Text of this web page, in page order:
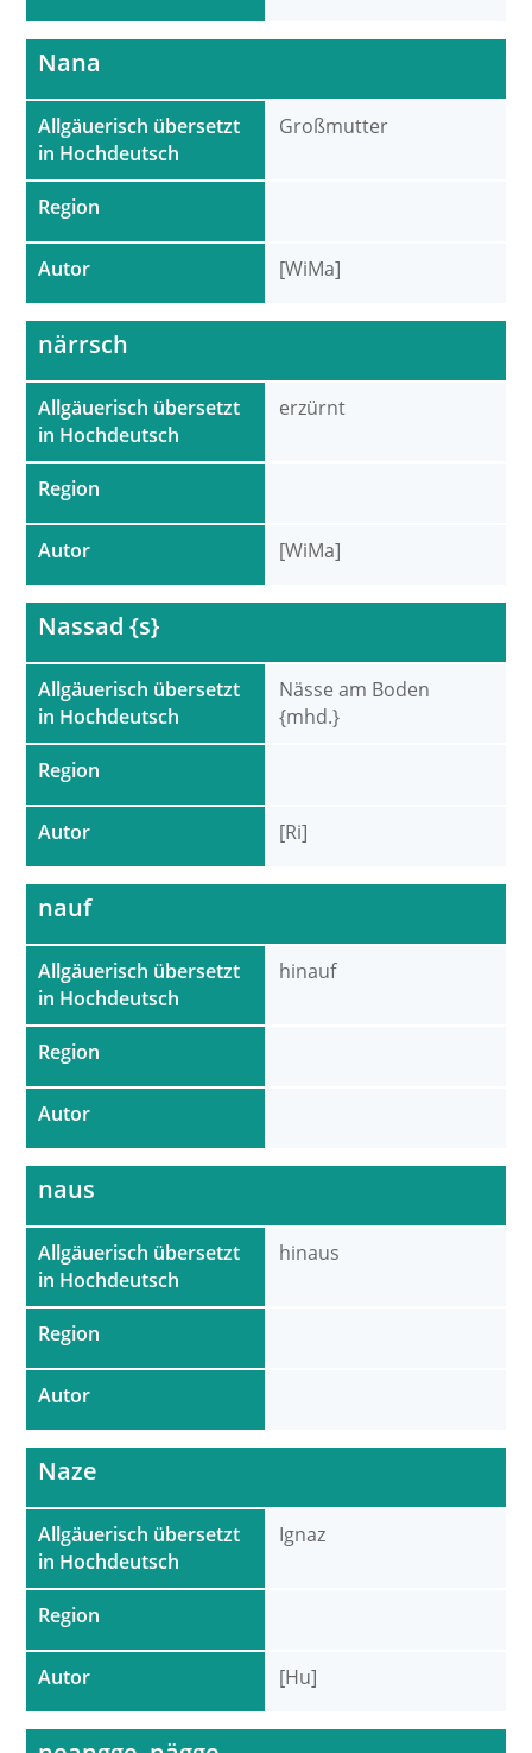
Allgäuerisch übersetzt
in Hochdeutsch
Region
Autor
Nana
Großmutter
[WiMa]
Allgäuerisch übersetzt
in Hochdeutsch
Region
Autor
närrsch
erzürnt
[WiMa]
Allgäuerisch übersetzt
in Hochdeutsch
Region
Autor
Nassad {s}
Nässe am Boden
{mhd.}
[Ri]
Allgäuerisch übersetzt
in Hochdeutsch
Region
Autor
nauf
hinauf
Allgäuerisch übersetzt
in Hochdeutsch
Region
Autor
naus
hinaus
Allgäuerisch übersetzt
in Hochdeutsch
Region
Autor
Naze
Ignaz
[Hu]